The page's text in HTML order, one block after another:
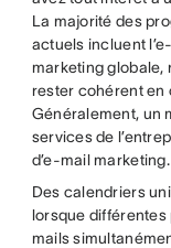
La majorité des
actuels incluent
marketing globale,
rester cohérent en
Généralement, un
services de
d’e-mail marketing.
Des calendriers
lorsque
mails